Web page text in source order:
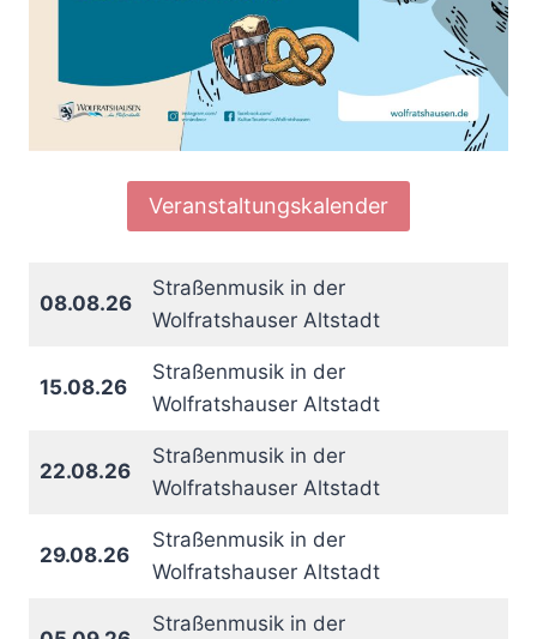
Veranstaltungskalender
08.08.26
Straßenmusik in der
Wolfratshauser Altstadt
15.08.26
Straßenmusik in der
Wolfratshauser Altstadt
22.08.26
Straßenmusik in der
Wolfratshauser Altstadt
29.08.26
Straßenmusik in der
Wolfratshauser Altstadt
Straßenmusik in der